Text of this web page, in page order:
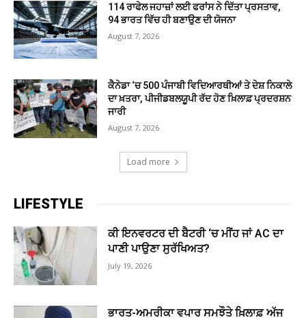
114 ਰਾਫੇਲ ਜਹਾਜ਼ਾਂ ਲਈ ਫਰਾਂਸ ਨੇ ਦਿੱਤਾ ਪ੍ਰਸਤਾਵ,
94 ਭਾਰਤ ਵਿੱਚ ਹੀ ਬਣਾਉਣ ਦੀ ਯੋਜਨਾ
August 7, 2026
ਕੈਨੇਡਾ ‘ਚ 500 ਪੰਜਾਬੀ ਵਿਦਿਆਰਥੀਆਂ ਤੇ ਦੇਸ਼ ਨਿਕਾਲੇ
ਦਾ ਖ਼ਤਰਾ, ਪੀਜੀਡਬਲਯੂਪੀ ਰੱਦ ਹੋਣ ਖ਼ਿਲਾਫ਼ ਪ੍ਰਦਰਸ਼ਨ
ਜਾਰੀ
August 7, 2026
Load more
LIFESTYLE
ਕੀ ਇਨਵਰਟਰ ਦੀ ਬੈਟਰੀ ‘ਚ ਮੀਂਹ ਜਾਂ AC ਦਾ
ਪਾਣੀ ਪਾਉਣਾ ਸੁਰੱਖਿਅਤ?
July 19, 2026
ਭਾਰਤ-ਅਮਰੀਕਾ ਵਪਾਰ ਸਮਝੌਤੇ ਖ਼ਿਲਾਫ਼ ਅੱਜ